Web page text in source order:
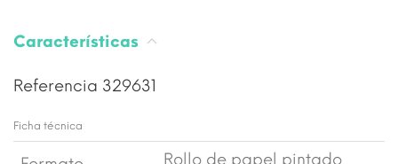
Características
Referencia 329631
Ficha técnica
Rollo de papel pintado